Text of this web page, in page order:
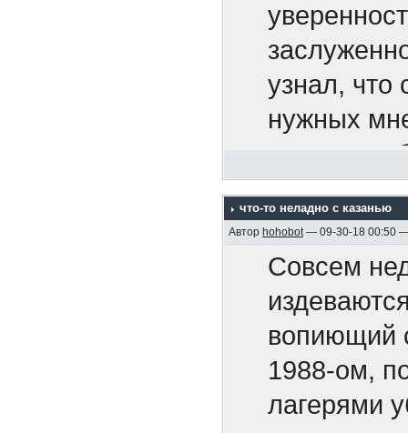
Апальков
4.
5.
6. На
7.
8. Минные
2005, 128
9.
Р.М. ,
10.
1925 гг.
узнал, что
нужных
вовсе на
65-ть
Сказать,
И тут не
завтра
Маркиз
что-то неладно с казанью
Автор hohobot— 09-30-18 00:50 —
Совсем
вопиющий
1988-ом,
лагерями